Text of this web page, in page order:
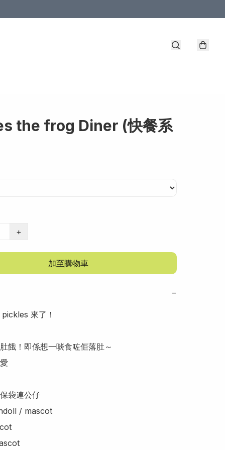
the frog Diner (快餐系
+
加至購物車
−
來了！
餓！即係想一啖食咗佢落肚～
袋連公仔
/ mascot